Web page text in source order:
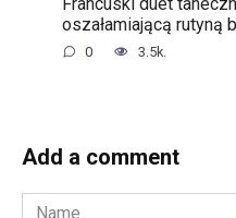
oszałamiającą rutyną
0 3.5k.
Add a comment
Name